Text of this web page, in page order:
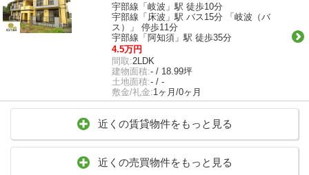
宇部線「岐波」駅 徒歩10分
宇部線「床波」駅 バス15分 「岐波（バ
ス）」 停歩11分
宇部線「阿知須」駅 徒歩35分
4.5万円
間取:2LDK
建物面積:- / 18.99坪
土地面積:- / -
敷金/礼金:1ヶ月/0ヶ月
近くの賃貸物件をもっと見る
近くの売買物件をもっと見る